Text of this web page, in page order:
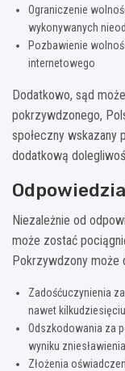
Ograniczenie
wykonywanych
Pozbawienie
internetowego
Dodatkowo, sąd
pokrzywdzonego,
społeczny
dodatkową
Niezależnie od
może zostać
Pokrzywdzony może
Zadośćuczynienia
nawet
Odszkodowania za
wyniku
Złożenia